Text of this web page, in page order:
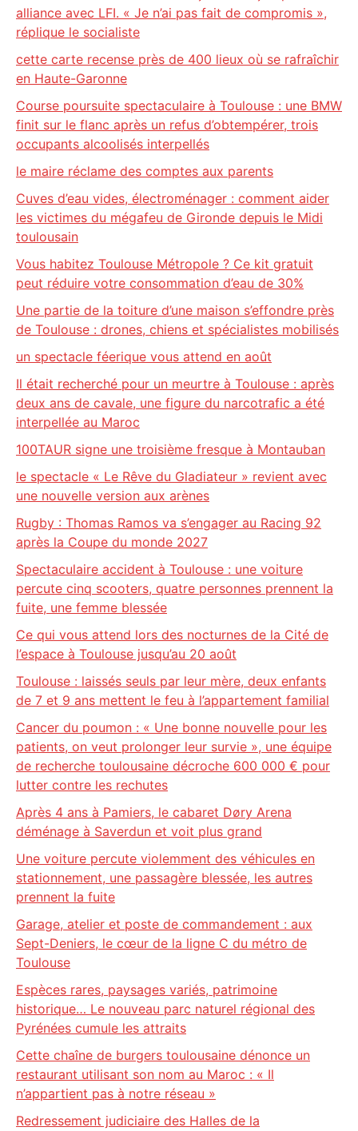
alliance avec LFI. « Je n’ai pas fait de compromis »,
réplique le socialiste
cette carte recense près de 400 lieux où se rafraîchir
en Haute-Garonne
Course poursuite spectaculaire à Toulouse : une BMW
finit sur le flanc après un refus d’obtempérer, trois
occupants alcoolisés interpellés
le maire réclame des comptes aux parents
Cuves d’eau vides, électroménager : comment aider
les victimes du mégafeu de Gironde depuis le Midi
toulousain
Vous habitez Toulouse Métropole ? Ce kit gratuit
peut réduire votre consommation d’eau de 30%
Une partie de la toiture d’une maison s’effondre près
de Toulouse : drones, chiens et spécialistes mobilisés
un spectacle féerique vous attend en août
Il était recherché pour un meurtre à Toulouse : après
deux ans de cavale, une figure du narcotrafic a été
interpellée au Maroc
100TAUR signe une troisième fresque à Montauban
le spectacle « Le Rêve du Gladiateur » revient avec
une nouvelle version aux arènes
Rugby : Thomas Ramos va s’engager au Racing 92
après la Coupe du monde 2027
Spectaculaire accident à Toulouse : une voiture
percute cinq scooters, quatre personnes prennent la
fuite, une femme blessée
Ce qui vous attend lors des nocturnes de la Cité de
l’espace à Toulouse jusqu’au 20 août
Toulouse : laissés seuls par leur mère, deux enfants
de 7 et 9 ans mettent le feu à l’appartement familial
Cancer du poumon : « Une bonne nouvelle pour les
patients, on veut prolonger leur survie », une équipe
de recherche toulousaine décroche 600 000 € pour
lutter contre les rechutes
Après 4 ans à Pamiers, le cabaret Døry Arena
déménage à Saverdun et voit plus grand
Une voiture percute violemment des véhicules en
stationnement, une passagère blessée, les autres
prennent la fuite
Garage, atelier et poste de commandement : aux
Sept-Deniers, le cœur de la ligne C du métro de
Toulouse
Espèces rares, paysages variés, patrimoine
historique… Le nouveau parc naturel régional des
Pyrénées cumule les attraits
Cette chaîne de burgers toulousaine dénonce un
restaurant utilisant son nom au Maroc : « Il
n’appartient pas à notre réseau »
Redressement judiciaire des Halles de la